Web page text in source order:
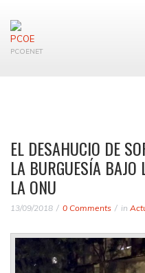
PCOENET
EL DESAHUCIO DE
LA BURGUESÍA
LA ONU
13/09/2018 0 Comments in